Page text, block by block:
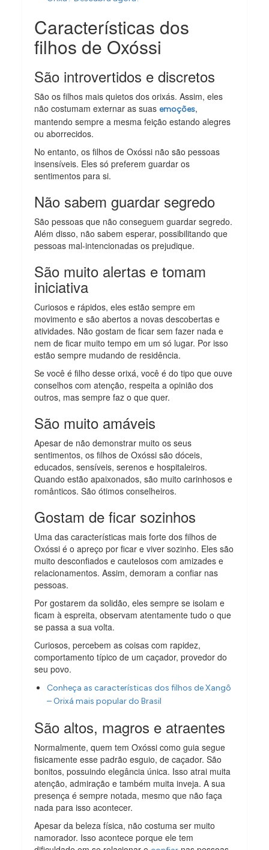
Características dos
filhos de Oxóssi
São introvertidos e discretos
São os filhos mais quietos dos orixás. Assim, eles
não costumam externar as suasemoções,
mantendo sempre a mesma feição estando alegres
ou aborrecidos.
No entanto, os filhos de Oxóssi não são pessoas
insensíveis. Eles só preferem guardar os
sentimentos para si.
Não sabem guardar segredo
São pessoas que não conseguem guardar segredo.
Além disso, não sabem esperar, possibilitando que
pessoas mal-intencionadas os prejudique.
São muito alertas e tomam
iniciativa
Curiosos e rápidos, eles estão sempre em
movimento e são abertos a novas descobertas e
atividades. Não gostam de ficar sem fazer nada e
nem de ficar muito tempo em um só lugar. Por isso
estão sempre mudando de residência.
Se você é filho desse orixá, você é do tipo que ouve
conselhos com atenção, respeita a opinião dos
outros, mas sempre faz o que quer.
São muito amáveis
Apesar de não demonstrar muito os seus
sentimentos, os filhos de Oxóssi são dóceis,
educados, sensíveis, serenos e hospitaleiros.
Quando estão apaixonados, são muito carinhosos e
românticos. São ótimos conselheiros.
Gostam de ficar sozinhos
Uma das características mais forte dos filhos de
Oxóssi é o apreço por ficar e viver sozinho. Eles são
muito desconfiados e cautelosos com amizades e
relacionamentos. Assim, demoram a confiar nas
pessoas.
Por gostarem da solidão, eles sempre se isolam e
ficam à espreita, observam atentamente tudo o que
se passa a sua volta.
Curiosos, percebem as coisas com rapidez,
comportamento típico de um caçador, provedor do
seu povo.
Conheça as características dos filhos de Xangô
– Orixá mais popular do Brasil
São altos, magros e atraentes
Normalmente, quem tem Oxóssi como guia segue
fisicamente esse padrão esguio, de caçador. São
bonitos, possuindo elegância única. Isso atrai muita
atenção, admiração e também muita inveja. A sua
presença é sempre notada, mesmo que não faça
nada para isso acontecer.
Apesar da beleza física, não costuma ser muito
namorador. Isso acontece porque ele tem